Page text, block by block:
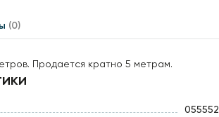
(0)
Продается кратно 5 метрам.
055552